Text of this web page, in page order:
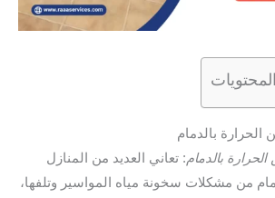
بالدمام
بالدمام: تعاني العديد من المنازل
من مشكلات سخونة مياه المواسير وتلفها،